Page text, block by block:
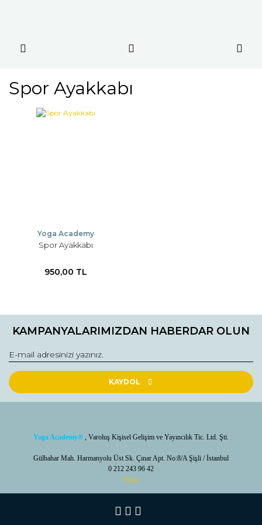
Spor Ayakkabı
Yoga Academy
Spor Ayakkabı
950,00 TL
KAMPANYALARIMIZDAN HABERDAR OLUN
KAYDOL
Yoga Academy® , Varoluş Kişisel Gelişim ve Yayıncılık Tic. Ltd. Şti.
Gülbahar Mah. Harmanyolu Üst Sk. Çınar Apt. No:8/A Şişli / İstanbul
0 212 243 96 42
Yoga